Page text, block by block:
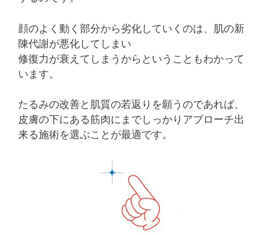
顔のよく動く部分から劣化していくのは、肌の新
陳代謝が悪化してしまい
修復力が衰えてしまうからということもわかって
います。
たるみの改善と肌質の若返りを願うのであれば、
皮膚の下にある筋肉にまでしっかりアプローチ出
来る施術を選ぶことが最適です。